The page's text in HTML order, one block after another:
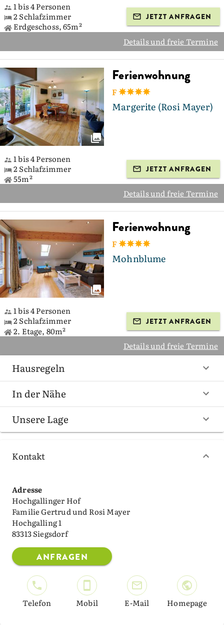
1 bis 4 Personen
2 Schlafzimmer
Erdgeschoss, 65m²
JETZT ANFRAGEN
Details und freie Termine
Ferienwohnung
F
Margerite (Rosi Mayer)
1 bis 4 Personen
2 Schlafzimmer
55m²
JETZT ANFRAGEN
Details und freie Termine
Ferienwohnung
F
Mohnblume
1 bis 4 Personen
2 Schlafzimmer
2. Etage, 80m²
JETZT ANFRAGEN
Details und freie Termine
Hausregeln
In der Nähe
Unsere Lage
Kontakt
Adresse
Hochgallinger Hof
Familie Gertrud und Rosi Mayer
Hochgalling 1
83313 Siegsdorf
ANFRAGEN
Telefon Mobil E-Mail Homepage